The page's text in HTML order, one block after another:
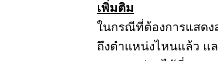
เพิ่มติม
ในกรณีที่ต้องการแสดง
ถึงตำแหน่งไหนแล้ว แ